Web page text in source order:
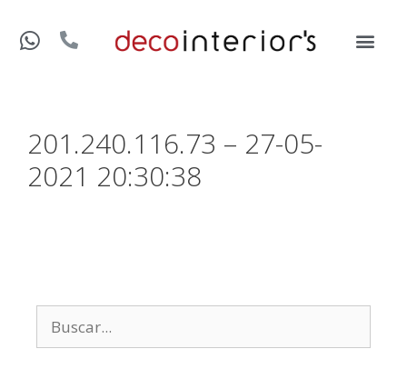
201.240.116.73 – 27-05-
2021 20:30:38